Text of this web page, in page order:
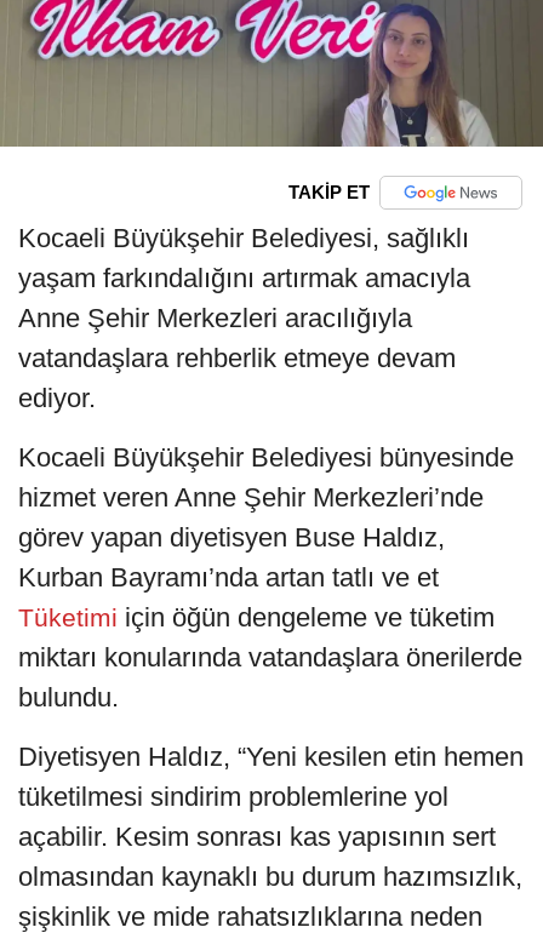
TAKİP ET
Kocaeli Büyükşehir Belediyesi, sağlıklı
yaşam farkındalığını artırmak amacıyla
Anne Şehir Merkezleri aracılığıyla
vatandaşlara rehberlik etmeye devam
ediyor.
Kocaeli Büyükşehir Belediyesi bünyesinde
hizmet veren Anne Şehir Merkezleri’nde
görev yapan diyetisyen Buse Haldız,
Kurban Bayramı’nda artan tatlı ve et
Tüketimi için öğün dengeleme ve tüketim
miktarı konularında vatandaşlara önerilerde
bulundu.
Diyetisyen Haldız, “Yeni kesilen etin hemen
tüketilmesi sindirim problemlerine yol
açabilir. Kesim sonrası kas yapısının sert
olmasından kaynaklı bu durum hazımsızlık,
şişkinlik ve mide rahatsızlıklarına neden